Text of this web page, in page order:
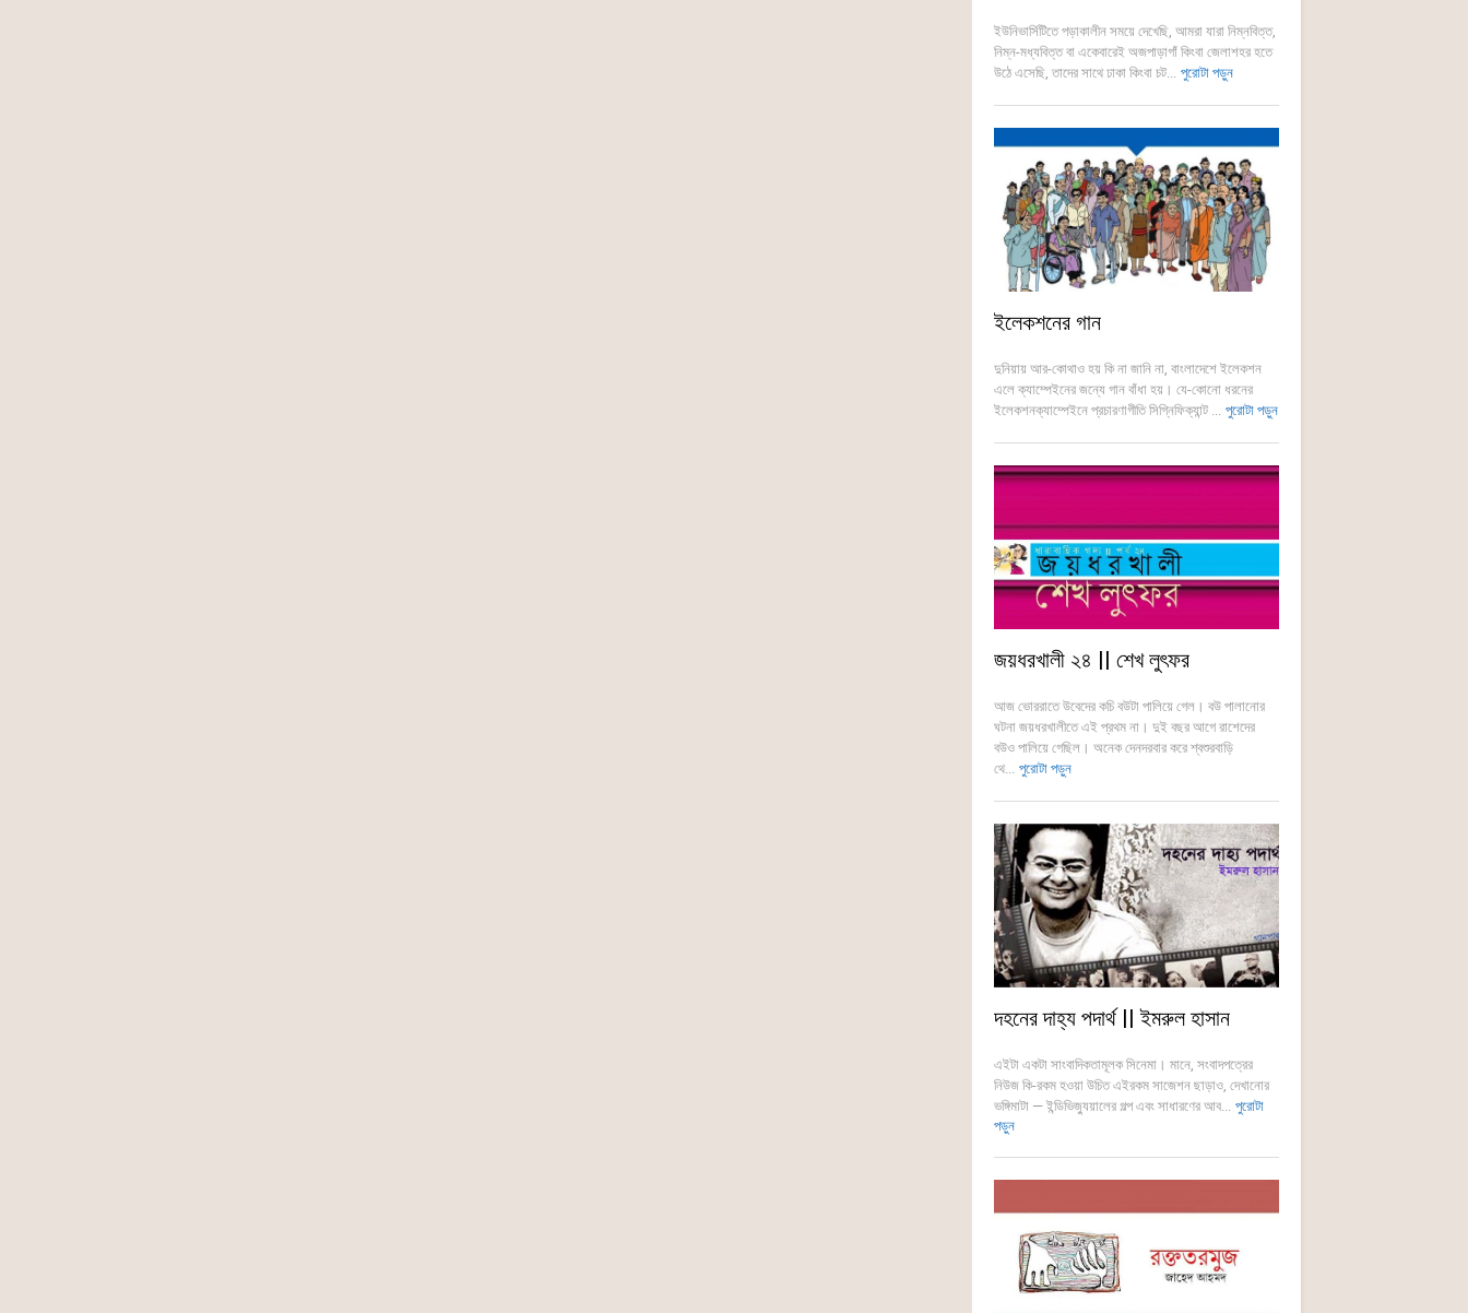
ইউনিভার্সিটিতে পড়াকালীন সময়ে দেখেছি, আমরা যারা নিম্নবিত্ত,
নিম্ন-মধ্যবিত্ত বা একেবারেই অজপাড়াগাঁ কিংবা জেলাশহর হতে
উঠে এসেছি, তাদের সাথে ঢাকা কিংবা চট... পুরোটা পড়ুন
ইলেকশনের গান
দুনিয়ায় আর-কোথাও হয় কি না জানি না, বাংলাদেশে ইলেকশন
এলে ক্যাম্পেইনের জন্যে গান বাঁধা হয়। যে-কোনো ধরনের
ইলেকশনক্যাম্পেইনে প্রচারণাগীতি সিগ্নিফিক্যান্ট ... পুরোটা পড়ুন
জয়ধরখালী ২৪ || শেখ লুৎফর
আজ ভোররাতে উবেদের কচি বউটা পালিয়ে গেল। বউ পালানোর
ঘটনা জয়ধরখালীতে এই প্রথম না। দুই বছর আগে রাশেদের
বউও পালিয়ে গেছিল। অনেক দেনদরবার করে শ্বশুরবাড়ি
থে... পুরোটা পড়ুন
দহনের দাহ্য পদার্থ || ইমরুল হাসান
এইটা একটা সাংবাদিকতামূলক সিনেমা। মানে, সংবাদপত্রের
নিউজ কি-রকম হওয়া উচিত এইরকম সাজেশন ছাড়াও, দেখানোর
ভঙ্গিমাটা — ইন্ডিভিজ্যুয়ালের গল্প এবং সাধারণের আব... পুরোটা
পড়ুন